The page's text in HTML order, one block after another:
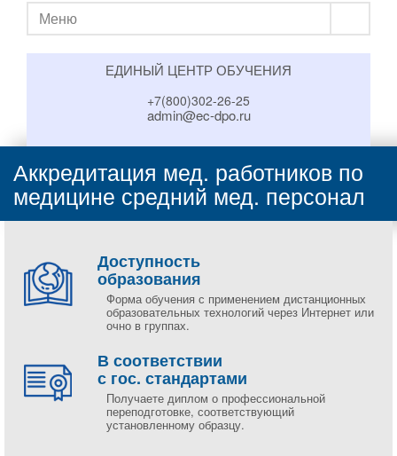
Меню
ЕДИНЫЙ ЦЕНТР ОБУЧЕНИЯ
+7(800)302-26-25
admin@ec-dpo.ru
Аккредитация мед. работников по
медицине средний мед. персонал
Доступность
образования
Форма обучения с применением дистанционных
образовательных технологий через Интернет или
очно в группах.
В соответствии
с гос. стандартами
Получаете диплом о профессиональной
переподготовке, соответствующий
установленному образцу.